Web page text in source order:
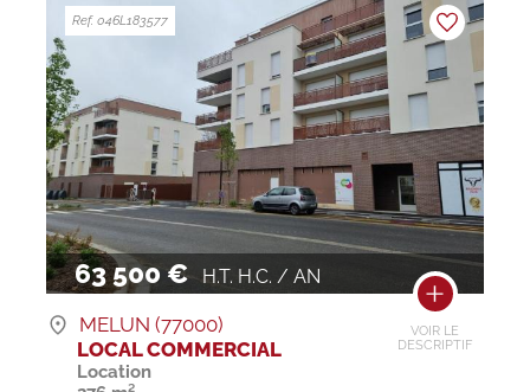
63 500 € H.T. H.C. / AN
VOIR LE
DESCRIPTIF
Ref. 046L183577
MELUN (77000)
LOCAL COMMERCIAL
Location